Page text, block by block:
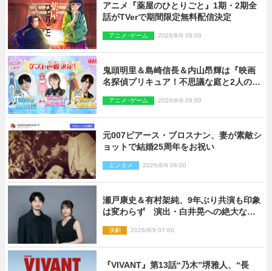
アニメ『薬屋のひとりごと』1期・2期全
話がTVerで期間限定無料配信決定
アニメ･ゲーム 2026/8/9 09:00
鬼頭明里＆島崎信長＆内山昂輝は『映画
名探偵プリキュア！不思議な庭と2人の秘
アニメ･ゲーム 2026/8/9 09:00
元007ピアース・ブロスナン、妻が素敵シ
ョットで結婚25周年をお祝い
エンタメ 2026/8/9 08:00
瀬戸康史＆有村架純、9年ぶり共演も印象
は変わらず 演出・白井晃への絶大なる
演劇 2026/8/9 07:00
『VIVANT』第13話“乃木”堺雅人、“長